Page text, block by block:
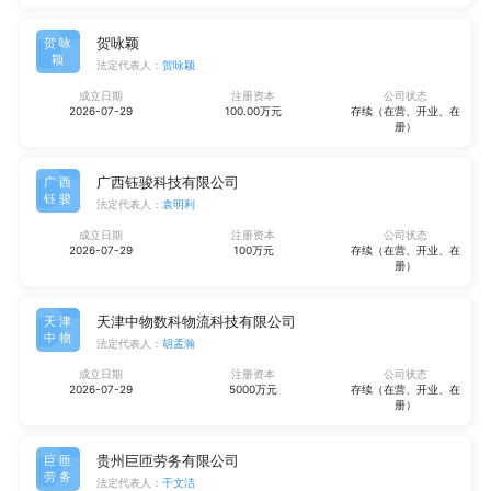
贺咏
颖
贺咏颖
法定代表人： 贺咏颖
成立日期
2026-07-29
注册资本
100.00万元
公司状态
存续（在营、开业、在
册）
广西
钰骏
广西钰骏科技有限公司
法定代表人： 袁明利
成立日期
2026-07-29
注册资本
100万元
公司状态
存续（在营、开业、在
册）
天津
中物
天津中物数科物流科技有限公司
法定代表人： 胡孟瀚
成立日期
2026-07-29
注册资本
5000万元
公司状态
存续（在营、开业、在
册）
巨匝
劳务
贵州巨匝劳务有限公司
法定代表人： 干文洁